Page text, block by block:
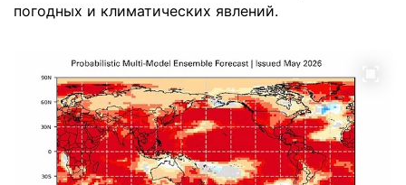
погодных и климатических явлений.